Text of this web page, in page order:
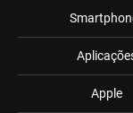
Apple